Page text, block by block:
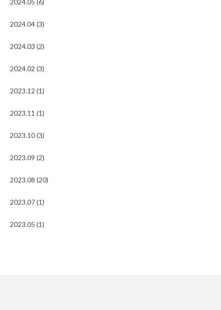
2024.05 (6)
2024.04 (3)
2024.03 (2)
2024.02 (3)
2023.12 (1)
2023.11 (1)
2023.10 (3)
2023.09 (2)
2023.08 (20)
2023.07 (1)
2023.05 (1)